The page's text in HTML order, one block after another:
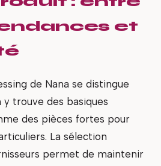
et
de Nana se distingue
y trouve des basiques
des pièces fortes pour
La sélection
permet de maintenir